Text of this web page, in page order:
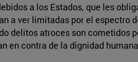
a los Estados, que les
a ver limitadas por el espectro
delitos atroces son cometidos
en contra de la dignidad